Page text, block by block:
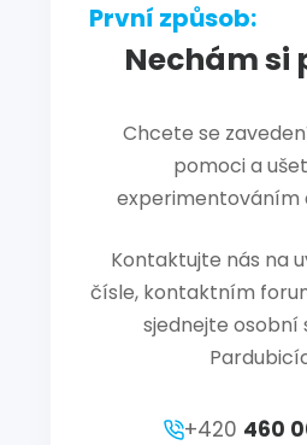
První způsob:
Nechám si
Chcete se
pomoci a
experimentováním
Kontaktujte nás na
čísle, kontaktním
sjednejte osobní
+420 460